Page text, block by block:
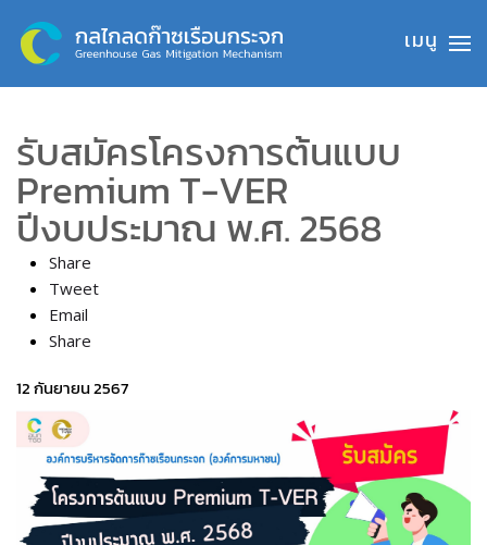
Skip to main content
รับสมัครโครงการต้นแบบ
Premium T-VER
ปีงบประมาณ พ.ศ. 2568
Share
Tweet
Email
Share
12 กันยายน 2567